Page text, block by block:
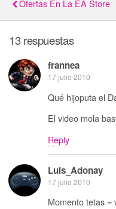
Ofertas En La EA Store
13 respuestas
frannea
17 julio 2010
Qué hijoputa el
El video mola
Reply
Luis_Adonay
17 julio 2010
Momento tetas =